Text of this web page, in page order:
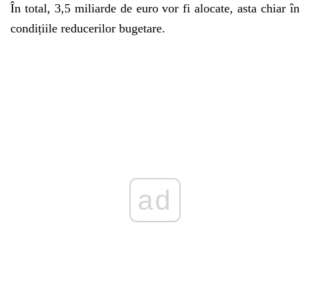
În total, 3,5 miliarde de euro vor fi alocate, asta chiar în
condițiile reducerilor bugetare.
ad